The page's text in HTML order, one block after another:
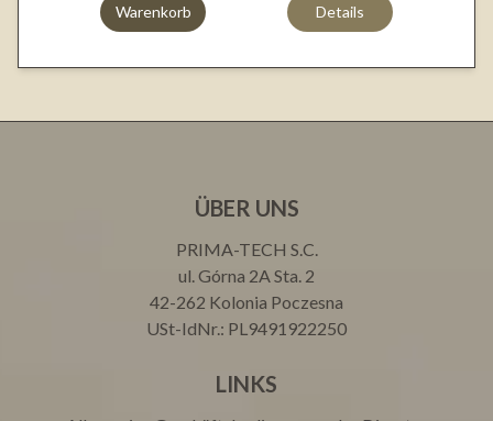
Warenkorb Details
ÜBER UNS
PRIMA-TECH S.C.
ul. Górna 2A Sta. 2
42-262 Kolonia Poczesna
USt-IdNr.: PL9491922250
LINKS